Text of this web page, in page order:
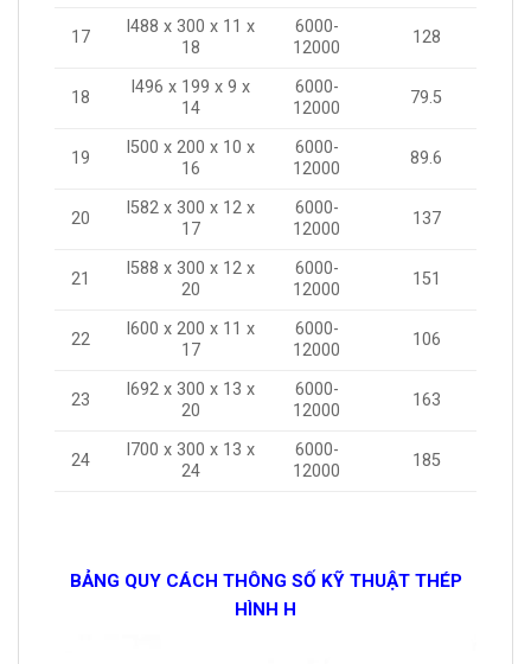
17
I488 x 300 x 11 x
18
6000-
12000
128
18
I496 x 199 x 9 x
14
6000-
12000
79.5
19
I500 x 200 x 10 x
16
6000-
12000
89.6
20
I582 x 300 x 12 x
17
6000-
12000
137
21
I588 x 300 x 12 x
20
6000-
12000
151
22
I600 x 200 x 11 x
17
6000-
12000
106
23
I692 x 300 x 13 x
20
6000-
12000
163
24
I700 x 300 x 13 x
24
6000-
12000
185
BẢNG QUY CÁCH THÔNG SỐ KỸ THUẬT THÉP
HÌNH H